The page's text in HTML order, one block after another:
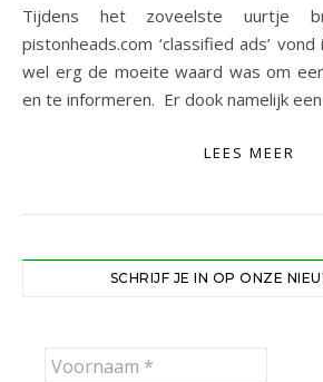
Tijdens het zoveelste uurtje browsen door de
pistonheads.com ‘classified ads’
wel erg de moeite waard was om
en te informeren. Er dook namelijk
LEES MEER
SCHRIJF JE IN OP ONZE